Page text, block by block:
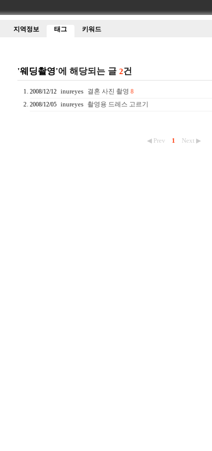
지역정보 태그 키워드
'웨딩촬영'에 해당되는 글 2건
2008/12/12 inureyes 결혼 사진 촬영 8
2008/12/05 inureyes 촬영용 드레스 고르기
◀ Prev 1
Next ▶